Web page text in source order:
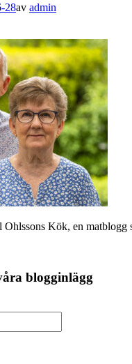
28av admin
Kök, en matblogg
blogginlägg